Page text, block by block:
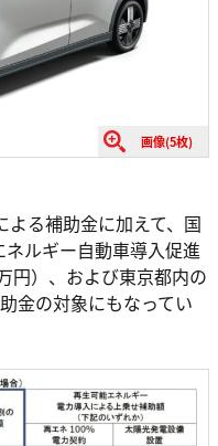
画像(5枚)
よる補助金に加えて、国
ルギー自動車導入促進
円）、および東京都内の
金の対象にもなってい